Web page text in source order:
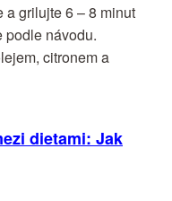
a grilujte 6 – 8 minut
podle návodu.
citronem a
dietami: Jak